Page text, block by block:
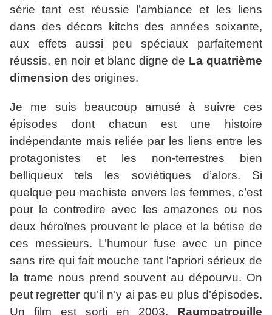
série tant est réussie l’ambiance et les liens
dans des décors kitchs des années soixante,
aux effets aussi peu spéciaux parfaitement
réussis, en noir et blanc digne de La quatrième
dimension des origines.
Je me suis beaucoup amusé à suivre ces
épisodes dont chacun est une histoire
indépendante mais reliée par les liens entre les
protagonistes et les non-terrestres bien
belliqueux tels les soviétiques d’alors. Si
quelque peu machiste envers les femmes, c’est
pour le contredire avec les amazones ou nos
deux héroïnes prouvent le place et la bétise de
ces messieurs. L’humour fuse avec un pince
sans rire qui fait mouche tant l’apriori sérieux de
la trame nous prend souvent au dépourvu. On
peut regretter qu’il n’y ai pas eu plus d’épisodes.
Un film est sorti en 2003, Raumpatrouille